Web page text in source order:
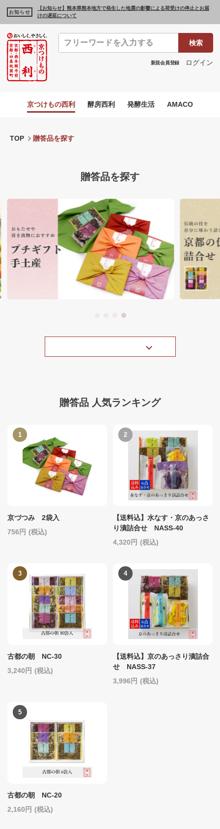
お知らせ
【お知らせ】熊本県熊本地方で発生した地震の影響による荷受けの停止とお届
けの遅延について
検索
新規会員登録 ログイン
京つけもの西利 酵房西利 発酵生活 AMACO
TOP 贈答品を探す
贈答品を探す
贈答品 人気ランキング
京づつみ 2袋入
756
(税込)
【送料込】水なす・京のあっさ
り漬詰合せ NASS-40
4,320
(税込)
古都の朝 NC-30
3,240
(税込)
【送料込】京のあっさり漬詰合
せ NASS-37
3,996
(税込)
古都の朝 NC-20
2,160
(税込)